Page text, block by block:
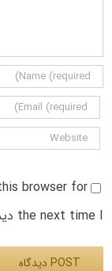
browser for
the next time I دیدگاه.